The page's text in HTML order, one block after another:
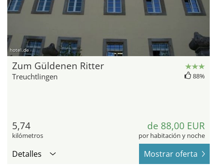
hotel.de
Zum Güldenen Ritter
Treuchtlingen 88%
5,74
kilómetros
de 88,00 EUR
por habitación y noche
Detalles Mostrar oferta